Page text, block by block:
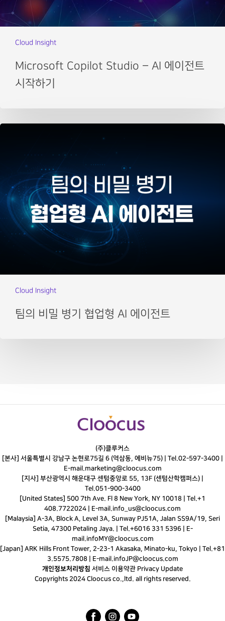
Cloud Insight
Microsoft Copilot Studio – AI 에이전트
시작하기
Cloud Insight
팀의 비밀 병기 협업형 AI 에이전트
(주)클루커스
[본사] 서울특별시 강남구 논현로75길 6 (역삼동, 에비뉴75) | Tel.02-597-3400
E-mail.marketing@cloocus.com
[지사] 부산광역시 해운대구 센텀중앙로 55, 13F (센텀산학캠퍼스) |
Tel.051-900-3400
[United States] 500 7th Ave. Fl 8 New York, NY 10018 | Tel.+1
408.7722024 | E-mail.info_us@cloocus.com
[Malaysia] A-3A, Block A, Level 3A, Sunway PJ51A, Jalan SS9A/19, Seri
Setia, 47300 Petaling Jaya. | Tel.+6016 331 5396 | E-
mail.infoMY@cloocus.com
[Japan] ARK Hills Front Tower, 2-23-1 Akasaka, Minato-ku, Tokyo | Tel.+81
3.5575.7808 | E-mail.infoJP@cloocus.com
개인정보처리방침 서비스 이용약관 Privacy Update
Copyrights 2024 Cloocus co.,ltd. all rights reserved.